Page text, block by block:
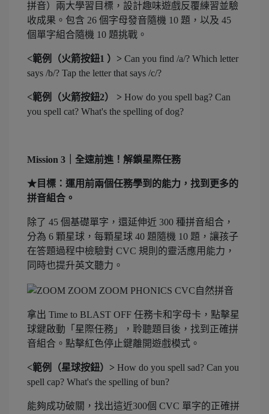
拼音）兩大學習目標，設計趣味遊戲反覆練習並驗
收成果。包含 26 個字母發音隨機 10 題，以及 45
個單字組合隨機 10 題挑戰。
<範例（火箭按鈕1 ）> Can you find /a/? Which letter
says /b/? Tap the letter that says /c/?
<範例（火箭按鈕2） > How do you spell bag? Can
you spell cat? What's the spelling of dog?
Mission 3｜全速前進！解鎖星際任務
★目標：運用前兩個任務學到的能力，找到更多的
拼音組合。
除了 45 個基礎單字，還延伸近 300 種拼音組合，
分為 6 顆星球，每顆星球 40 題隨機 10 題，讓孩子
在答題過程中檢驗對 CVC 規則的靈活應用能力，
同時也提升英文聽力。
拿出 Time to BLAST OFF 任務卡和字母卡，點擊星
球鍵啟動「星際任務」，聆聽題目後，找到正確拼
音組合。點擊紅色停止鍵離開遊戲模式。
<範例（星球按鈕）> How do you spell sad? Can you
spell cap? What's the spelling of bun?
能夠成功破關，找出這近300個 CVC 單字的正確拼